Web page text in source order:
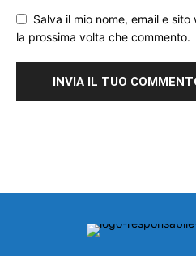
Salva il mio nome, email e
la prossima volta che commento.